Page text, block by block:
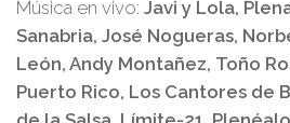
Música en vivo: Javi y Lola,
Sanabria, José Nogueras,
León, Andy Montañez, Toño
Puerto Rico, Los Cantores de